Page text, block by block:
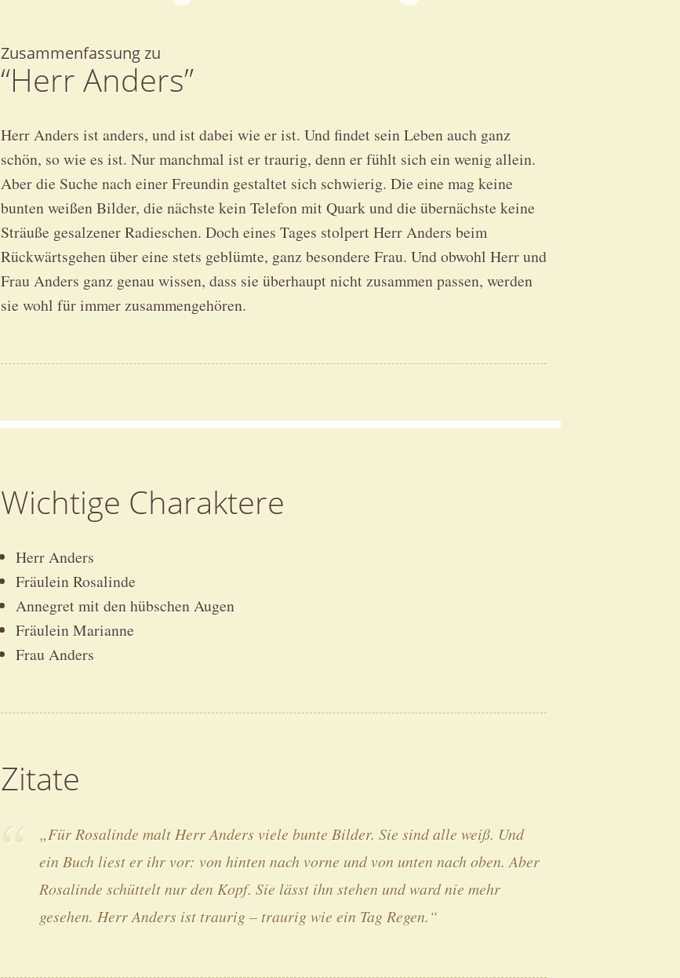
Zusammenfassung zu
“Herr Anders”
Herr Anders ist anders, und ist dabei wie er ist. Und findet sein Leben auch ganz
schön, so wie es ist. Nur manchmal ist er traurig, denn er fühlt sich ein wenig allein.
Aber die Suche nach einer Freundin gestaltet sich schwierig. Die eine mag keine
bunten weißen Bilder, die nächste kein Telefon mit Quark und die übernächste keine
Sträuße gesalzener Radieschen. Doch eines Tages stolpert Herr Anders beim
Rückwärtsgehen über eine stets geblümte, ganz besondere Frau. Und obwohl Herr und
Frau Anders ganz genau wissen, dass sie überhaupt nicht zusammen passen, werden
sie wohl für immer zusammengehören.
Wichtige Charaktere
Herr Anders
Fräulein Rosalinde
Annegret mit den hübschen Augen
Fräulein Marianne
Frau Anders
Zitate
„Für Rosalinde malt Herr Anders viele bunte Bilder. Sie sind alle weiß. Und
ein Buch liest er ihr vor: von hinten nach vorne und von unten nach oben. Aber
Rosalinde schüttelt nur den Kopf. Sie lässt ihn stehen und ward nie mehr
gesehen. Herr Anders ist traurig – traurig wie ein Tag Regen.“